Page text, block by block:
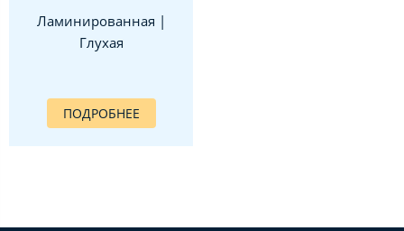
Ламинированная |
Глухая
ПОДРОБНЕЕ